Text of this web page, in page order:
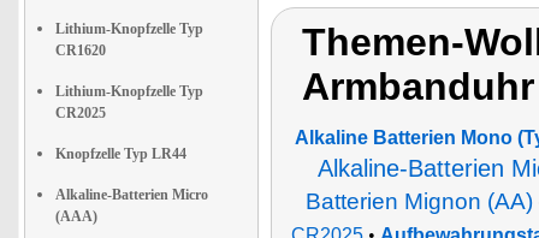
Lithium-Knopfzelle Typ
CR1620
Lithium-Knopfzelle Typ
CR2025
Knopfzelle Typ LR44
Alkaline-Batterien Micro
(AAA)
Themen-
Armbanduhr
Alkaline Batterien Mono
Alkaline-Batterien
Batterien Mignon (AA)